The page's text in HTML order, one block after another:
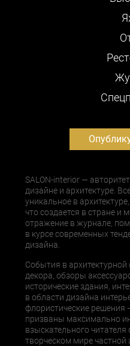
SALON-interior —
дизайне и архитектуре.
уникальное в
что создается в стране и
отражение в журнале,
в курсе современных
дизайна.
События в
декора, обзоры
исторические здания,
в области дизайна
флористические
призваны максимально
взыскательного
творческом мире частной